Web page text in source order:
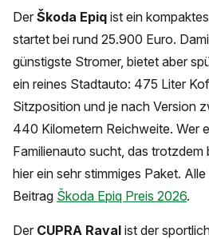
Der Škoda Epiq ist ein
startet bei rund 25.900 Euro.
günstigste Stromer, bietet aber
ein reines Stadtauto: 475 Liter
Sitzposition und je nach Version
440 Kilometern Reichweite. Wer
Familienauto sucht, das trotzdem
hier ein sehr stimmiges Paket.
Beitrag Škoda Epiq Preis 2026.
Der CUPRA Raval ist der